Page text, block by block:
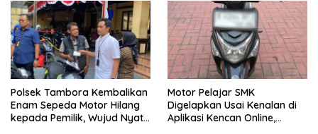
Polsek Tambora Kembalikan
Enam Sepeda Motor Hilang
kepada Pemilik, Wujud Nyata
Motor Pelajar SMK
Digelapkan Usai Kenalan di
Aplikasi Kencan Online,